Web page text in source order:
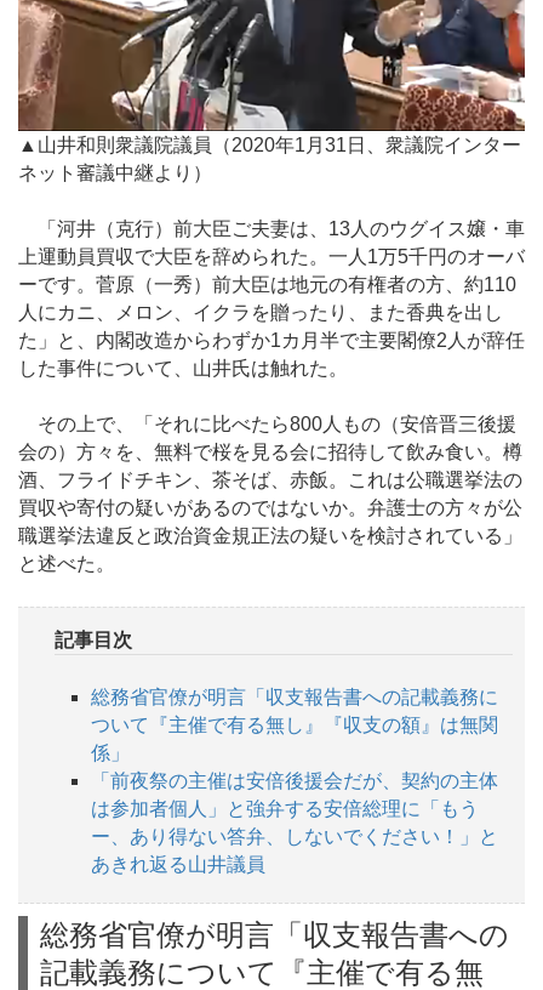
▲山井和則衆議院議員（2020年1月31日、衆議院インター
ネット審議中継より）
「河井（克行）前大臣ご夫妻は、13人のウグイス嬢・車
上運動員買収で大臣を辞められた。一人1万5千円のオーバ
ーです。菅原（一秀）前大臣は地元の有権者の方、約110
人にカニ、メロン、イクラを贈ったり、また香典を出し
た」と、内閣改造からわずか1カ月半で主要閣僚2人が辞任
した事件について、山井氏は触れた。
その上で、「それに比べたら800人もの（安倍晋三後援
会の）方々を、無料で桜を見る会に招待して飲み食い。樽
酒、フライドチキン、茶そば、赤飯。これは公職選挙法の
買収や寄付の疑いがあるのではないか。弁護士の方々が公
職選挙法違反と政治資金規正法の疑いを検討されている」
と述べた。
記事目次
総務省官僚が明言「収支報告書への記載義務に
ついて『主催で有る無し』『収支の額』は無関
係」
「前夜祭の主催は安倍後援会だが、契約の主体
は参加者個人」と強弁する安倍総理に「もう
ー、あり得ない答弁、しないでください！」と
あきれ返る山井議員
総務省官僚が明言「収支報告書への
記載義務について『主催で有る無